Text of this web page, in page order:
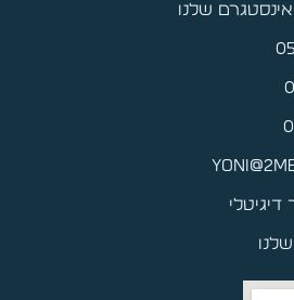
שלנו
דיגיטלי